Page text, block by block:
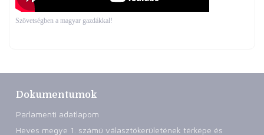
Szövetségben a magyar gazdákkal!
Dokumentumok
Parlamenti adatlapom
Heves megye 1. számú választókerületének térképe és